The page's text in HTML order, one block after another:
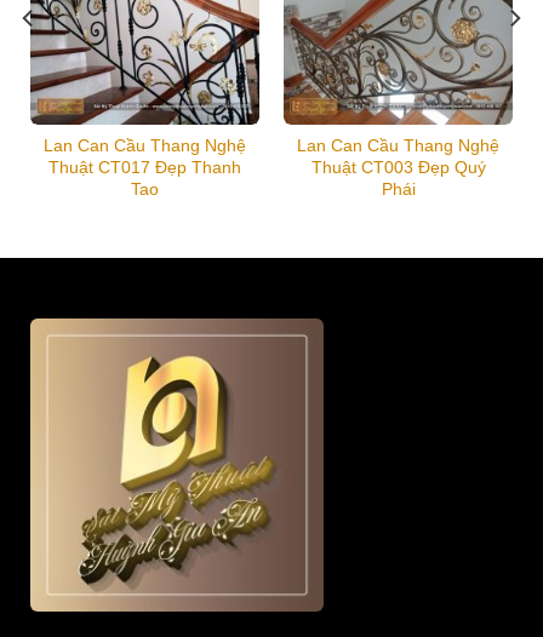
Lan Can Cầu Thang Nghệ
Thuật CT017 Đẹp Thanh
Tao
Lan Can Cầu Thang Nghệ
Thuật CT003 Đẹp Quý
Phái